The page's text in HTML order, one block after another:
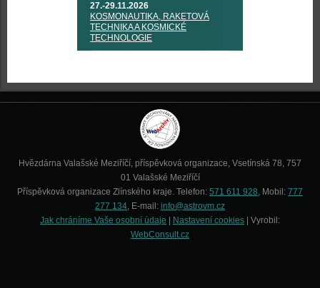
27.-29.11.2026
KOSMONAUTIKA, RAKETOVÁ
TECHNIKA A KOSMICKÉ
TECHNOLOGIE
Hvězdárna Valašské Meziříčí, příspěvková organizace, Vsetínská 78, 757
01 Valašské Meziříčí
Příspěvková organizace Zlínského kraje. Telefon: 571 611 928, Mobil: 777
277 134, E-mail: info@astrovm.cz
Jak chráníme Vaše osobní údaje
Nastavení cookies | Vyrobil:
WebConsult.cz